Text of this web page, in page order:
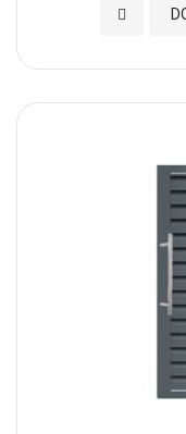
Dodaj do